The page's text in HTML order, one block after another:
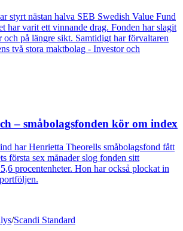
styrt nästan halva SEB Swedish Value Fund
har varit ett vinnande drag. Fonden har slagit
på längre sikt. Samtidigt har förvaltaren
två stora maktbolag - Investor och
– småbolagsfonden kör om index
har Henrietta Theorells småbolagsfond fått
första sex månader slog fonden sitt
procentenheter. Hon har också plockat in
/Scandi Standard